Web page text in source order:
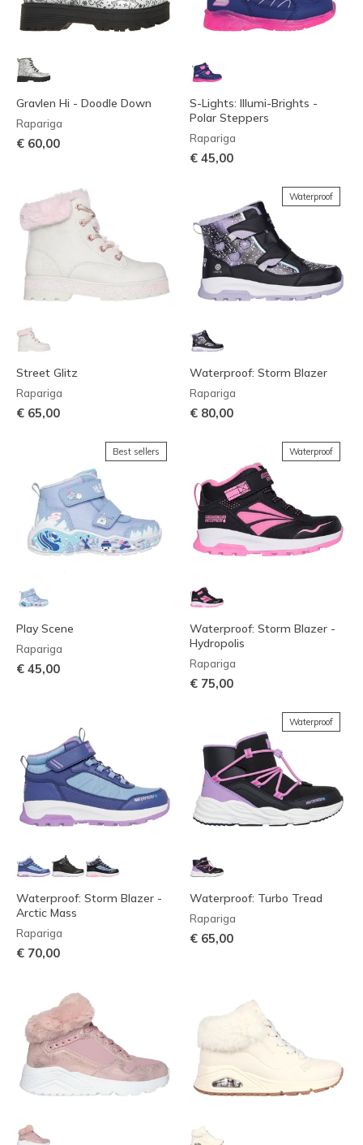
Gravlen Hi - Doodle Down
Rapariga
€ 60,00
S-Lights: Illumi-Brights -
Polar Steppers
Rapariga
€ 45,00
Street Glitz
Rapariga
€ 65,00
Waterproof
Waterproof: Storm Blazer
Rapariga
€ 80,00
Best sellers
Play Scene
Rapariga
€ 45,00
Waterproof
Waterproof: Storm Blazer -
Hydropolis
Rapariga
€ 75,00
Waterproof: Storm Blazer -
Arctic Mass
Rapariga
€ 70,00
Waterproof
Waterproof: Turbo Tread
Rapariga
€ 65,00